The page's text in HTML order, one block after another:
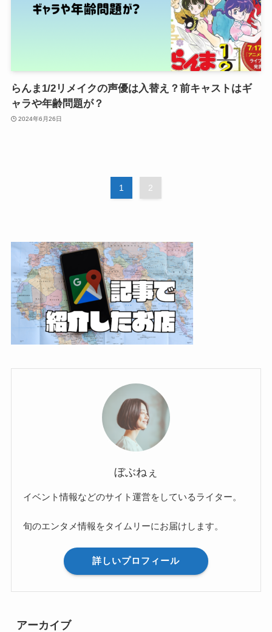
らんま1/2リメイクの声優は入替え？前キャストはギ
ャラや年齢問題が？
2024年6月26日
1 2
ぼぶねぇ
イベント情報などのサイト運営をしているライター。
旬のエンタメ情報をタイムリーにお届けします。
詳しいプロフィール
アーカイブ